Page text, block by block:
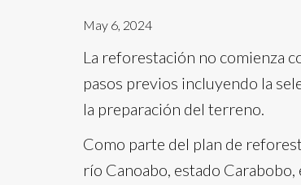
May 6, 2024
La reforestación no comienza
pasos previos incluyendo la
la preparación del terreno.
Como parte del plan de
río Canoabo, estado